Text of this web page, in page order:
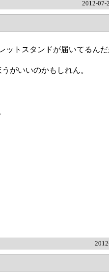
2012-07-
ットスタンドが届いてるんだ
がいいのかもしれん。